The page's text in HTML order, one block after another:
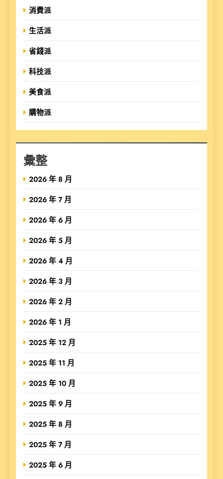
消費派
生活派
省錢派
科技派
美食派
購物派
彙整
2026 年 8 月
2026 年 7 月
2026 年 6 月
2026 年 5 月
2026 年 4 月
2026 年 3 月
2026 年 2 月
2026 年 1 月
2025 年 12 月
2025 年 11 月
2025 年 10 月
2025 年 9 月
2025 年 8 月
2025 年 7 月
2025 年 6 月